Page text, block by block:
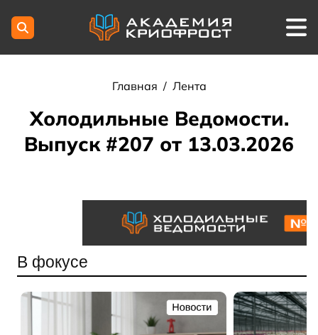
Главная / Лента
Холодильные Ведомости.
Выпуск #207 от 13.03.2026